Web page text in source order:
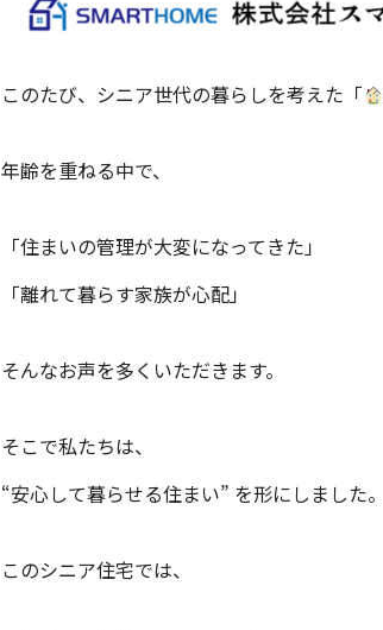
このたび、シニア世代の暮らしを考えた「
年齢を重ねる中で、
「住まいの管理が大変になってきた」
「離れて暮らす家族が心配」
そんなお声を多くいただきます。
そこで私たちは、
“安心して暮らせる住まい” を形にしました。
このシニア住宅では、